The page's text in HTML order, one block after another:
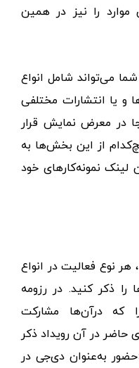
را نیز در همین
می‌تواند شامل انواع
و یا انتشارات مختلفی
در معرض نمایش قرار
از این بخش‌ها به
لینک نمونه‌کارهای خود
نوع فعالیت در انواع
را ذکر کنید. در رزومه
که درآن‌ها مشارکت
حاضر در آن رویداد ذکر
به‌عنوان دی‌جی در